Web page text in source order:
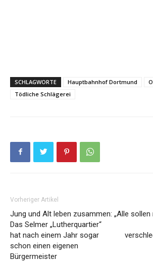
SCHLAGWORTE Hauptbahnhof Dortmund
Tödliche Schlägerei
Vorheriger Artikel
Jung und Alt leben zusammen:
Das Selmer „Lutherquartier“
hat nach einem Jahr sogar
schon einen eigenen
Bürgermeister
„Alle